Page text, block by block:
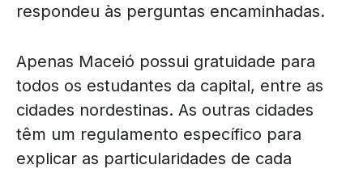
respondeu às perguntas encaminhadas.
Apenas Maceió possui gratuidade para
todos os estudantes da capital, entre as
cidades nordestinas. As outras cidades
têm um regulamento específico para
explicar as particularidades de cada